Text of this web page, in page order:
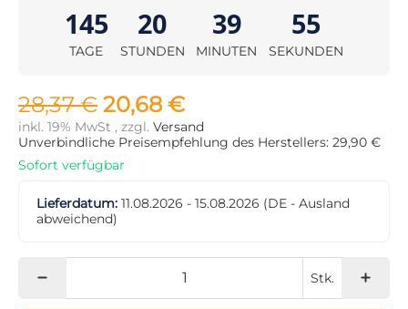
145
TAGE
20
STUNDEN
39
MINUTEN
54
SEKUNDEN
28,37 € 20,68 €
inkl. 19% MwSt , zzgl. Versand
Unverbindliche Preisempfehlung des Herstellers: 29,90 €
Sofort verfügbar
Lieferdatum: 11.08.2026 - 15.08.2026 (DE - Ausland
abweichend)
Stk.